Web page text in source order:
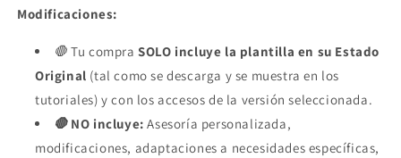
Modificaciones:
🛑Tu compraSOLO incluye la plantilla en su Estado
Original (tal como se descarga y se muestra en los
tutoriales) y con los accesos de la versión seleccionada.
🛑 NO incluye: Asesoría personalizada,
modificaciones, adaptaciones a necesidades específicas,